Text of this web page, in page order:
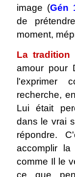
image (Gén
de
moment,
La tradition
amour pour
l'exprimer
recherche,
Lui était
dans le vrai
répondre.
accomplir
comme Il le
ce que